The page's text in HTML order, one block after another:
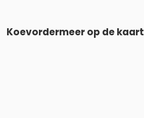
Koevordermeer op de kaart